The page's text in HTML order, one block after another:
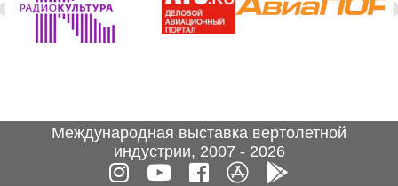
Международная выставка вертолетной
индустрии, 2007 - 2026